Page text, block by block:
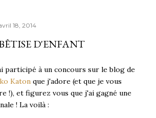
18, 2014
D'ENFANT
participé à un concours sur le blog de
Katon que j'adore (et que je vous
!), et figurez vous que j'ai gagné une
! La voilà :